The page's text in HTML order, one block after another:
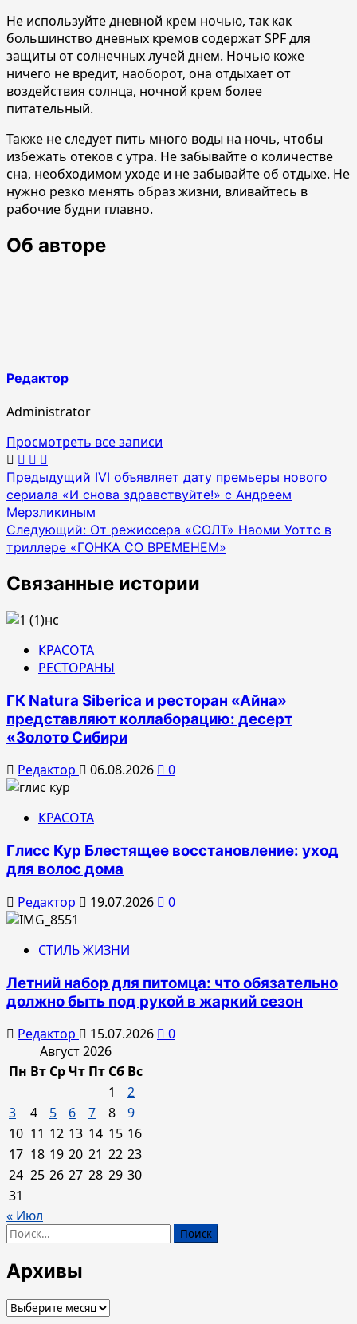
Не используйте дневной крем ночью, так как
большинство дневных кремов содержат SPF для
защиты от солнечных лучей днем. Ночью коже
ничего не вредит, наоборот, она отдыхает от
воздействия солнца, ночной крем более
питательный.
Также не следует пить много воды на ночь, чтобы
избежать отеков с утра. Не забывайте о количестве
сна, необходимом уходе и не забывайте об отдыхе. Не
нужно резко менять образ жизни, вливайтесь в
рабочие будни плавно.
Об авторе
Редактор
Administrator
Просмотреть все записи
Навигация
по
записям
Предыдущий IVI объявляет дату премьеры нового
сериала «И снова здравствуйте!» с Андреем
Мерзликиным
Следующий: От режиссера «СОЛТ» Наоми Уоттс в
триллере «ГОНКА СО ВРЕМЕНЕМ»
Связанные истории
КРАСОТА
РЕСТОРАНЫ
ГК Natura Siberica и ресторан «Айна»
представляют коллаборацию: десерт
«Золото Сибири
Редактор 06.08.2026 0
КРАСОТА
Глисс Кур Блестящее восстановление: уход
для волос дома
Редактор 19.07.2026 0
СТИЛЬ ЖИЗНИ
Летний набор для питомца: что обязательно
должно быть под рукой в жаркий сезон
Редактор 15.07.2026
0
Август 2026
Пн Вт СрЧт Пт Сб Вс
1
2
3
4 5 6 7 8
9
10 11 12 13 14 15 16
17 18 19 20 21 22 23
24 25 26 27 28 29 30
31
« Июл
Найти:
Архивы
Архивы